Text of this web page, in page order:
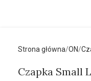
Strona główna ON
Czapka Small